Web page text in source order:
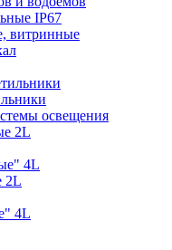
IP67
витринные
освещения
2L
4L
2L
4L